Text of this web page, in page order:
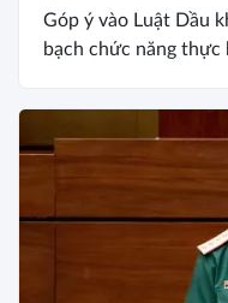
Góp ý vào Luật Dầu
bạch chức năng thực